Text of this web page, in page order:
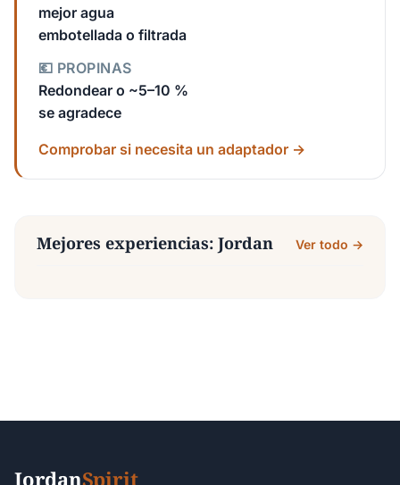
mejor agua
embotellada o filtrada
💶 PROPINAS
Redondear o ~5–10 %
se agradece
Comprobar si necesita un adaptador →
Mejores experiencias: Jordan Ver todo →
JordanSpirit